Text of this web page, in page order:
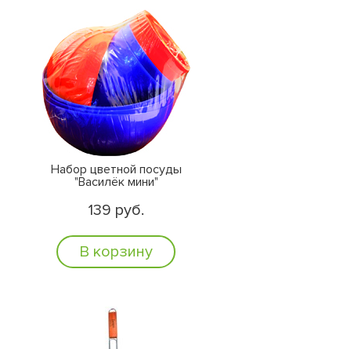
Набор цветной посуды
"Василёк мини"
139 руб.
В корзину